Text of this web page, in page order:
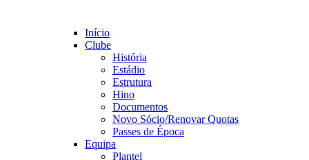
Início
Clube
História
Estádio
Estrutura
Hino
Documentos
Novo Sócio/Renovar Quotas
Passes de Época
Equipa
Plantel